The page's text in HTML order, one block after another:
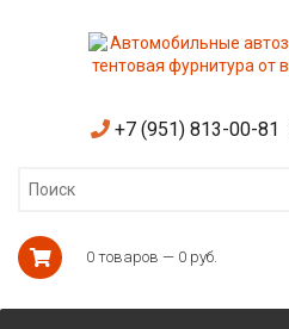
+7 (951) 813-00-81
0 товаров — 0 руб.